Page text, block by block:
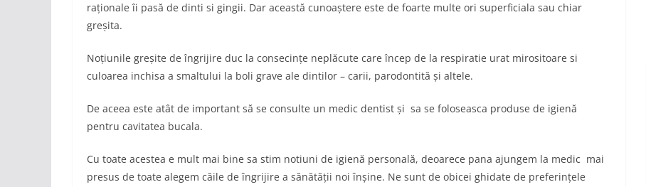
raționale îi pasă de dinti si gingii. Dar această cunoaștere este de foarte multe ori superficiala sau chiar
greșita.
Noțiunile greșite de îngrijire duc la consecințe neplăcute care încep de la respiratie urat mirositoare si
culoarea inchisa a smaltului la boli grave ale dintilor – carii, parodontită și altele.
De aceea este atât de important să se consulte un medic dentist și sa se foloseasca produse de igienă
pentru cavitatea bucala.
Cu toate acestea e mult mai bine sa stim notiuni de igienă personală, deoarece pana ajungem la medic mai
presus de toate alegem căile de îngrijire a sănătății noi înșine. Ne sunt de obicei ghidate de preferințele